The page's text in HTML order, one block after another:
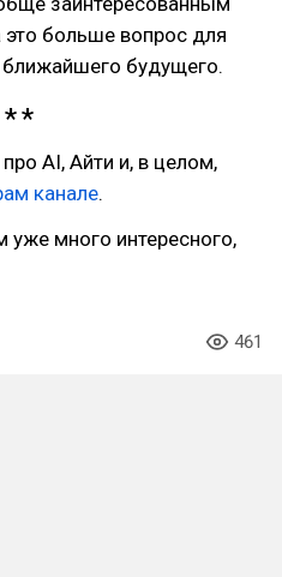
это больше вопрос для
ближайшего будущего.
AI, Айти и, в целом,
канале.
много интересного,
461